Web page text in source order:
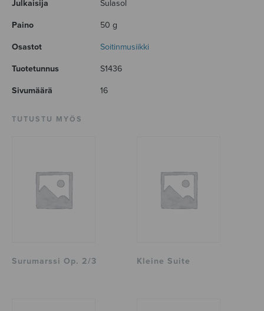
Julkaisija Sulasol
Paino 50 g
Osastot Soitinmusiikki
Tuotetunnus S1436
Sivumäärä 16
TUTUSTU MYÖS
Surumarssi Op. 2/3 Kleine Suite